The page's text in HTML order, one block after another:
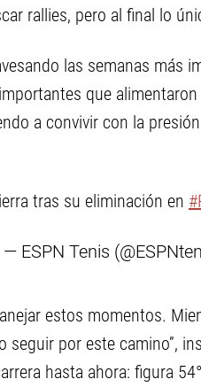
rallies, pero al final lo
las semanas más
que
a convivir con la
tras su eliminación en
— ESPN Tenis
estos momentos.
seguir por este camino”,
hasta ahora: figura